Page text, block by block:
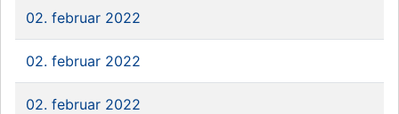
02. februar 2022
02. februar 2022
02. februar 2022